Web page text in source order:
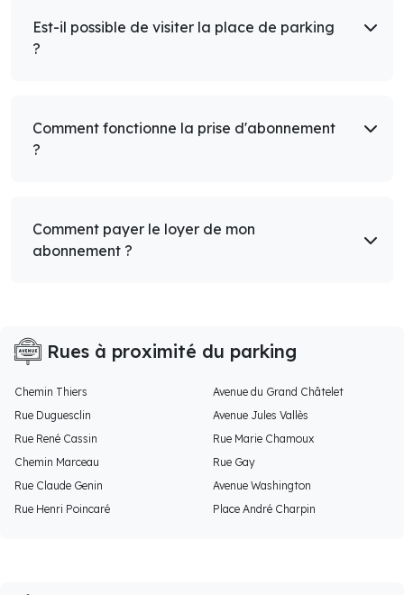
Est-il possible de visiter la place de parking
?
Comment fonctionne la prise d'abonnement
?
Comment payer le loyer de mon
abonnement ?
Rues à proximité du parking
Chemin Thiers
Avenue du Grand Châtelet
Rue Duguesclin
Avenue Jules Vallès
Rue René Cassin
Rue Marie Chamoux
Chemin Marceau
Rue Gay
Rue Claude Genin
Avenue Washington
Rue Henri Poincaré
Place André Charpin